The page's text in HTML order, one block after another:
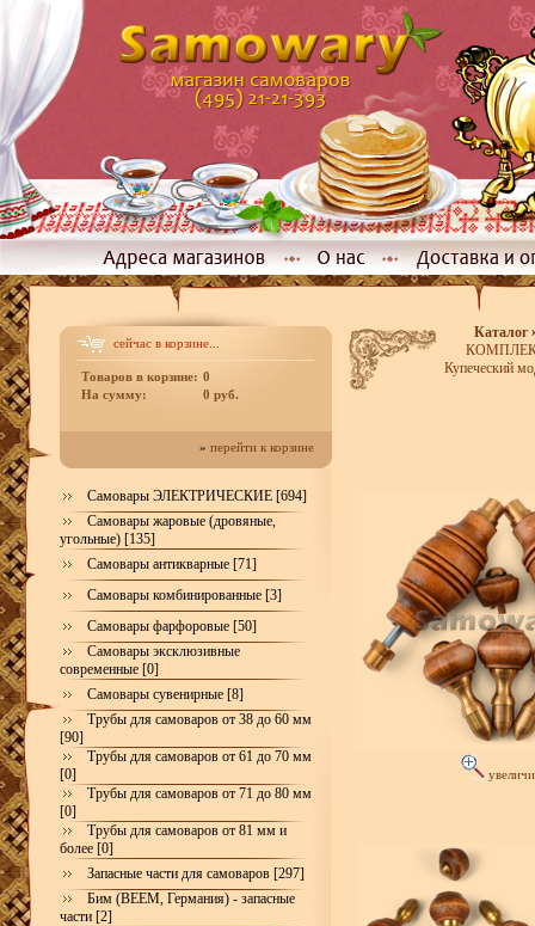
сейчас в корзине...
Товаров в корзине: 0
На сумму:
0 руб.
» перейти к корзине
Самовары ЭЛЕКТРИЧЕСКИЕ [694]
Самовары жаровые (дровяные,
угольные) [135]
Самовары антикварные [71]
Самовары комбинированные [3]
Самовары фарфоровые [50]
Самовары эксклюзивные
современные [0]
Самовары сувенирные [8]
Трубы для самоваров от 38 до 60 мм
[90]
Трубы для самоваров от 61 до 70 мм
[0]
Трубы для самоваров от 71 до 80 мм
[0]
Трубы для самоваров от 81 мм и
более [0]
Запасные части для самоваров [297]
Бим (BEEM, Германия) - запасные
части [2]
Каталог
Купеческий